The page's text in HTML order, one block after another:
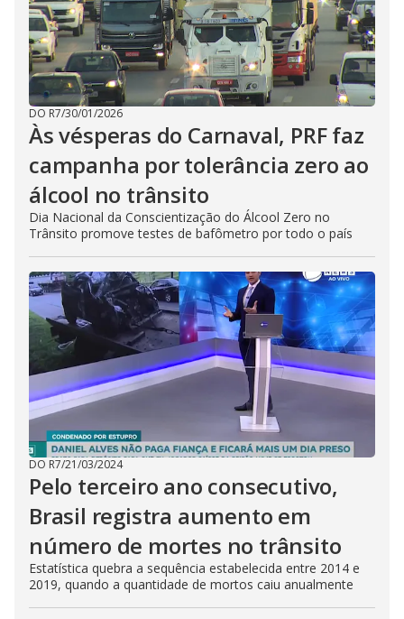
DO R7/30/01/2026
Às vésperas do Carnaval, PRF faz
campanha por tolerância zero ao
álcool no trânsito
Dia Nacional da Conscientização do Álcool Zero no
Trânsito promove testes de bafômetro por todo o país
DO R7/21/03/2024
Pelo terceiro ano consecutivo,
Brasil registra aumento em
número de mortes no trânsito
Estatística quebra a sequência estabelecida entre 2014 e
2019, quando a quantidade de mortos caiu anualmente